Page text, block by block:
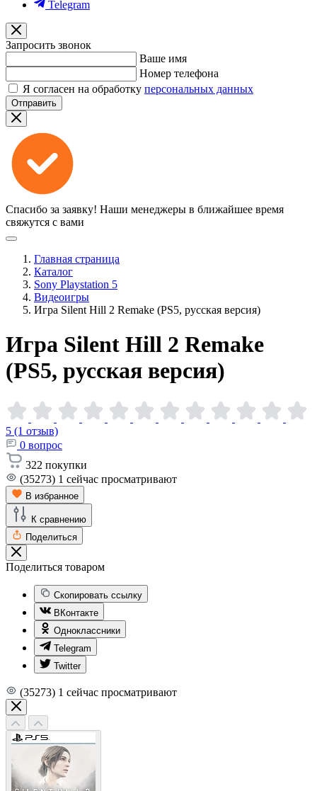
Telegram
Запросить звонок
Ваше имя
Номер телефона
Я согласен на обработку персональных данных
Отправить
Спасибо за заявку! Наши менеджеры в ближайшее время
свяжутся с вами
Главная страница
Каталог
Sony Playstation 5
Видеоигры
Игра Silent Hill 2 Remake (PS5, русская версия)
Игра Silent Hill 2 Remake
(PS5, русская версия)
5 (1 отзыв)
0 вопрос
322 покупки
(35273) 1 сейчас просматривают
В избранное
К сравнению
Поделиться
Поделиться товаром
Скопировать ссылку
ВКонтакте
Одноклассники
Telegram
Twitter
(35273) 1 сейчас просматривают